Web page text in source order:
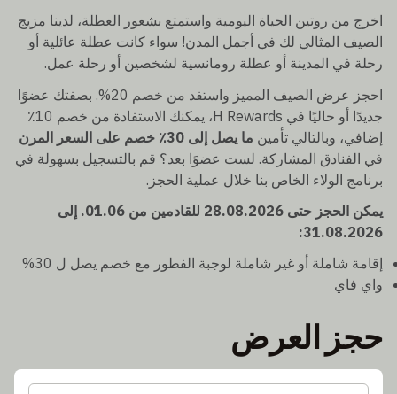
اخرج من روتين الحياة اليومية واستمتع بشعور العطلة، لدينا مزيج
الصيف المثالي لك في أجمل المدن! سواء كانت عطلة عائلية أو
رحلة في المدينة أو عطلة رومانسية لشخصين أو رحلة عمل.
احجز عرض الصيف المميز واستفد من خصم 20%. بصفتك عضوًا
جديدًا أو حاليًا في H Rewards، يمكنك الاستفادة من خصم 10٪
إضافي، وبالتالي تأمين ما يصل إلى 30٪ خصم على السعر المرن
في الفنادق المشاركة. لست عضوًا بعد؟ قم بالتسجيل بسهولة في
برنامج الولاء الخاص بنا خلال عملية الحجز.
يمكن الحجز حتى 28.08.2026 للقادمين من 01.06. إلى
31.08.2026:
إقامة شاملة أو غير شاملة لوجبة الفطور مع خصم يصل ل 30%
واي فاي
حجز العرض